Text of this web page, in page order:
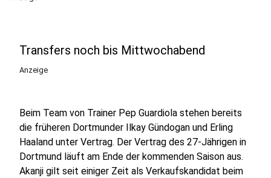
Transfers noch bis Mittwochabend
Anzeige
Beim Team von Trainer Pep Guardiola stehen bereits
die früheren Dortmunder Ilkay Gündogan und Erling
Haaland unter Vertrag. Der Vertrag des 27-Jährigen in
Dortmund läuft am Ende der kommenden Saison aus.
Akanji gilt seit einiger Zeit als Verkaufskandidat beim